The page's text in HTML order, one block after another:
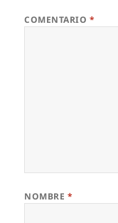
COMENTARIO *
NOMBRE *